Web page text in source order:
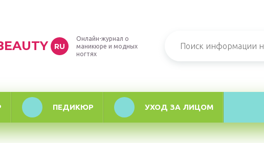
RU
Онлайн-журнал о
маникюре и модных
ногтях
ПЕДИКЮР УХОД ЗА ЛИЦОМ